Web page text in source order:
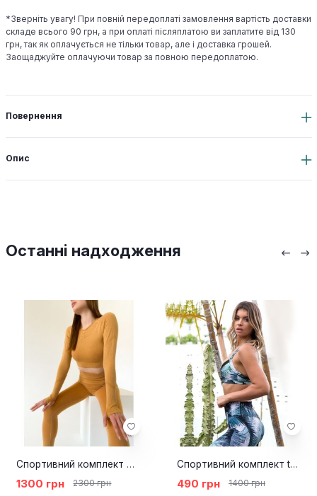
*Зверніть увагу! При повній передоплаті замовлення вартість доставки
складе всього 90 грн, а при оплаті післяплатою ви заплатите від 130
грн, так як оплачується не тільки товар, але і доставка грошей.
Заощаджуйте оплачуючи товар за повною передоплатою.
Повернення
Опис
Останні надходження
Спортивний комплект Perfect Gold
1300 грн 2300 грн
Спортивний комплект tropic mix
490 грн 1400 грн